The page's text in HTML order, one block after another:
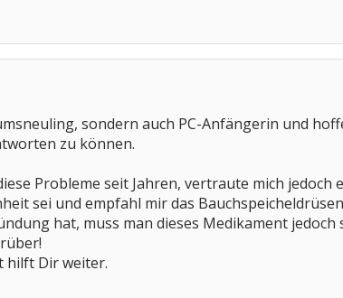
sondern auch PC-Anfängerin und
zu können.
Probleme seit Jahren, vertraute mich
sei und empfahl mir das
hat, muss man dieses Medikament
hilft Dir weiter.